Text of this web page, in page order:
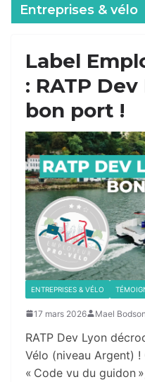
Entreprises & vélo
Label
: RATP
bon port !
ENTREPRISES & VÉLO
17 mars 2026 Mael Bodson
RATP Dev Lyon
Vélo (niveau Argent)
« Code vu du guidon